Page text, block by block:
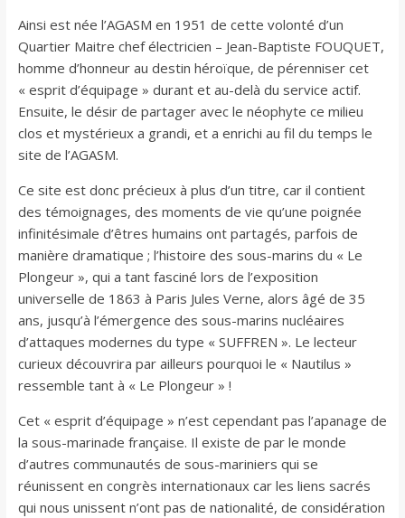
Ainsi est née l’AGASM en 1951 de cette volonté d’un
Quartier Maitre chef électricien – Jean-Baptiste FOUQUET,
homme d’honneur au destin héroïque, de pérenniser cet
« esprit d’équipage » durant et au-delà du service actif.
Ensuite, le désir de partager avec le néophyte ce milieu
clos et mystérieux a grandi, et a enrichi au fil du temps le
site de l’AGASM.
Ce site est donc précieux à plus d’un titre, car il contient
des témoignages, des moments de vie qu’une poignée
infinitésimale d’êtres humains ont partagés, parfois de
manière dramatique ; l’histoire des sous-marins du « Le
Plongeur », qui a tant fasciné lors de l’exposition
universelle de 1863 à Paris Jules Verne, alors âgé de 35
ans, jusqu’à l’émergence des sous-marins nucléaires
d’attaques modernes du type « SUFFREN ». Le lecteur
curieux découvrira par ailleurs pourquoi le « Nautilus »
ressemble tant à « Le Plongeur » !
Cet « esprit d’équipage » n’est cependant pas l’apanage de
la sous-marinade française. Il existe de par le monde
d’autres communautés de sous-mariniers qui se
réunissent en congrès internationaux car les liens sacrés
qui nous unissent n’ont pas de nationalité, de considération